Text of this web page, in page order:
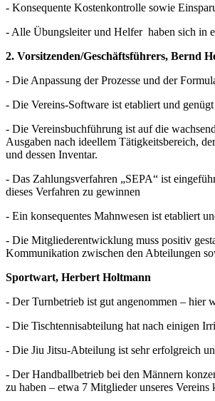
- Konsequente Kostenkontrolle sowie
- Alle Übungsleiter und Helfer haben sich in
2. Vorsitzenden/Geschäftsführers, Bernd
- Die Anpassung der Prozesse und der
- Die Vereins-Software ist etabliert und
- Die Vereinsbuchführung ist auf die
Ausgaben nach ideellem Tätigkeitsbereich,
und dessen Inventar.
- Das Zahlungsverfahren „SEPA“ ist
dieses Verfahren zu gewinnen
- Ein konsequentes Mahnwesen ist etabliert
- Die Mitgliederentwicklung muss positiv
Kommunikation zwischen den Abteilungen
Sportwart, Herbert Holtmann
- Der Turnbetrieb ist gut angenommen – hier
- Die Tischtennisabteilung hat nach einigen
- Die Jiu Jitsu-Abteilung ist sehr erfolgreich
- Der Handballbetrieb bei den Männern
zu haben – etwa 7 Mitglieder unseres